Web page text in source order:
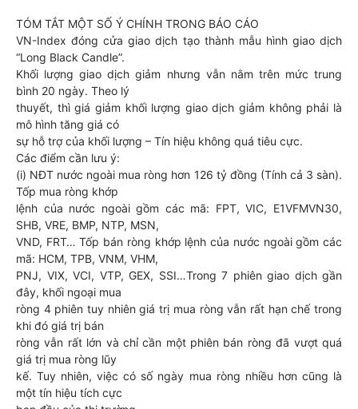
TÓM TẮT MỘT SỐ Ý CHÍNH TRONG BÁO CÁO
VN-Index đóng cửa giao dịch tạo thành mẫu hình giao dịch
“Long Black Candle”.
Khối lượng giao dịch giảm nhưng vẫn nằm trên mức trung
bình 20 ngày. Theo lý
thuyết, thì giá giảm khối lượng giao dịch giảm không phải là
mô hình tăng giá có
sự hỗ trợ của khối lượng – Tín hiệu không quá tiêu cực.
Các điểm cần lưu ý:
(i) NĐT nước ngoài mua ròng hơn 126 tỷ đồng (Tính cả 3 sàn).
Tốp mua ròng khớp
lệnh của nước ngoài gồm các mã: FPT, VIC, E1VFMVN30,
SHB, VRE, BMP, NTP, MSN,
VND, FRT… Tốp bán ròng khớp lệnh của nước ngoài gồm các
mã: HCM, TPB, VNM, VHM,
PNJ, VIX, VCI, VTP, GEX, SSI…Trong 7 phiên giao dịch gần
đây, khối ngoại mua
ròng 4 phiên tuy nhiên giá trị mua ròng vẫn rất hạn chế trong
khi đó giá trị bán
ròng vẫn rất lớn và chỉ cần một phiên bán ròng đã vượt quá
giá trị mua ròng lũy
kế. Tuy nhiên, việc có số ngày mua ròng nhiều hơn cũng là
một tín hiệu tích cực